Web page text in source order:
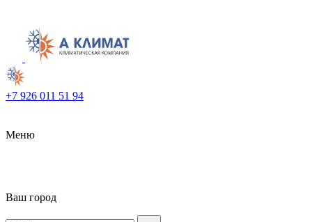
+7 926 011 51 94
Меню
Ваш город